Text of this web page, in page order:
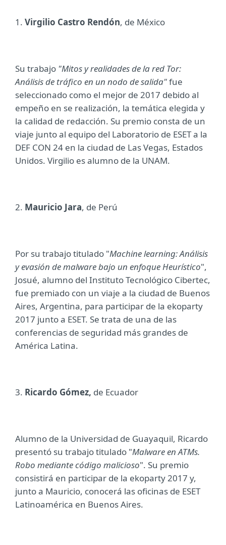
1. Virgilio Castro Rendón, de México
Su trabajo "Mitos y realidades de la red Tor:
Análisis de tráfico en un nodo de salida"fue
seleccionado como el mejor de 2017 debido al
empeño en se realización, la temática elegida y
la calidad de redacción. Su premio consta de un
viaje junto al equipo del Laboratorio de ESET a la
DEF CON 24 en la ciudad de Las Vegas, Estados
Unidos. Virgilio es alumno de la UNAM.
2. Mauricio Jara, de Perú
Por su trabajo titulado "Machine learning: Análisis
y evasión de malware bajo un enfoque Heurístico",
Josué, alumno del Instituto Tecnológico Cibertec,
fue premiado con un viaje a la ciudad de Buenos
Aires, Argentina, para participar de la ekoparty
2017 junto a ESET. Se trata de una de las
conferencias de seguridad más grandes de
América Latina.
3. Ricardo Gómez, de Ecuador
Alumno de la Universidad de Guayaquil, Ricardo
presentó su trabajo titulado "Malware en ATMs.
Robo mediante código malicioso". Su premio
consistirá en participar de la ekoparty 2017 y,
junto a Mauricio, conocerá las oficinas de ESET
Latinoamérica en Buenos Aires.